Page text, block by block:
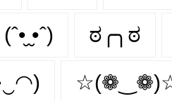
(ˆ•̮ ̮•ˆ) ಠ╭╮ಠ